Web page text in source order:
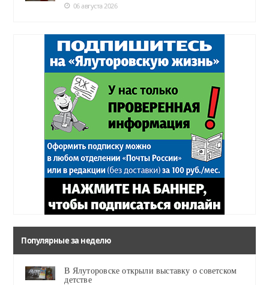
06 августа 2026
Популярные за неделю
В Ялуторовске открыли выставку о советском
детстве